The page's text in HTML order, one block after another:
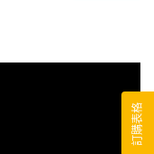
訂購表格